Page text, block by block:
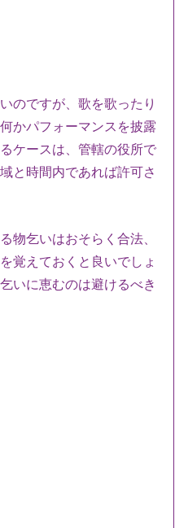
のですが、歌を歌ったり
かパフォーマンスを披露
ケースは、管轄の役所で
と時間内であれば許可さ
物乞いはおそらく合法、
覚えておくと良いでしょ
いに恵むのは避けるべき